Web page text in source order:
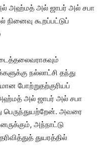
அஹ்மத் அல் ஜாபர் அல் சபா
கூறப்பட்டுப்
நல்லாட்சி தந்து
போற்றுதற்குரியப்
அல் ஜாபர் அல் சபா
பெருந்துயற்றேன். அவரை
அந்நாட்டு
துயரத்தில்